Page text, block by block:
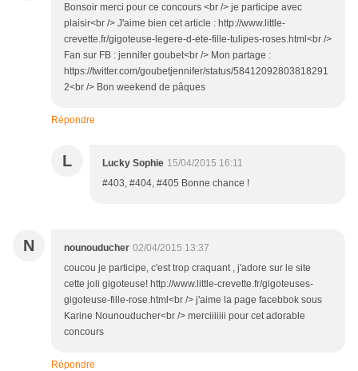
Bonsoir merci pour ce concours <br /> je participe avec
plaisir<br /> J'aime bien cet article : http://www.little-
crevette.fr/gigoteuse-legere-d-ete-fille-tulipes-roses.html<br />
Fan sur FB : jennifer goubet<br /> Mon partage :
https://twitter.com/goubetjennifer/status/58412092803818291
2<br /> Bon weekend de pâques
Répondre
L Lucky Sophie 15/04/2015 16:11
#403, #404, #405 Bonne chance !
N nounouducher 02/04/2015 13:37
coucou je participe, c'est trop craquant , j'adore sur le site
cette joli gigoteuse! http://www.little-crevette.fr/gigoteuses-
gigoteuse-fille-rose.html<br /> j'aime la page facebbok sous
Karine Nounouducher<br /> merciiiiiii pour cet adorable
concours
Répondre